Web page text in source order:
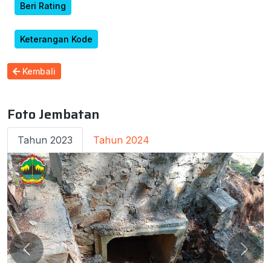
Beri Rating
Keterangan Kode
Kembali
Foto Jembatan
Tahun 2023 Tahun 2024
Previous Next